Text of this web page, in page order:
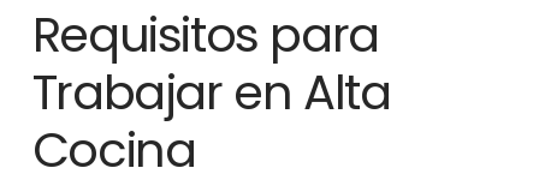
Requisitos para
Trabajar en Alta
Cocina